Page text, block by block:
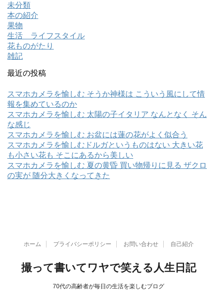
未分類
本の紹介
果物
生活 ライフスタイル
花ものがたり
雑記
最近の投稿
スマホカメラを愉しむ そうか神様は こういう風にして情
報を集めているのか
スマホカメラを愉しむ 太陽の子イタリア なんとなく そん
な感じ
スマホカメラを愉しむ お盆には蓮の花がよく似合う
スマホカメラを愉しむドルガというものはない 大きい花
も小さい花も そこにあるから美しい
スマホカメラを愉しむ 夏の黄昏 買い物帰りに見る ザクロ
の実が 随分大きくなってきた
ホーム プライバシーポリシー お問い合わせ 自己紹介
撮って書いてワヤで笑える人生日記
70代の高齢者が毎日の生活を楽しむブログ